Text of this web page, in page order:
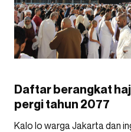
Daftar berangkat
pergi tahun 2077
Kalo lo warga Jakarta dan